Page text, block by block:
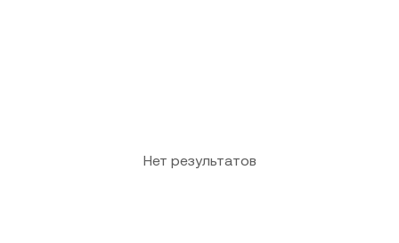
Нет результатов